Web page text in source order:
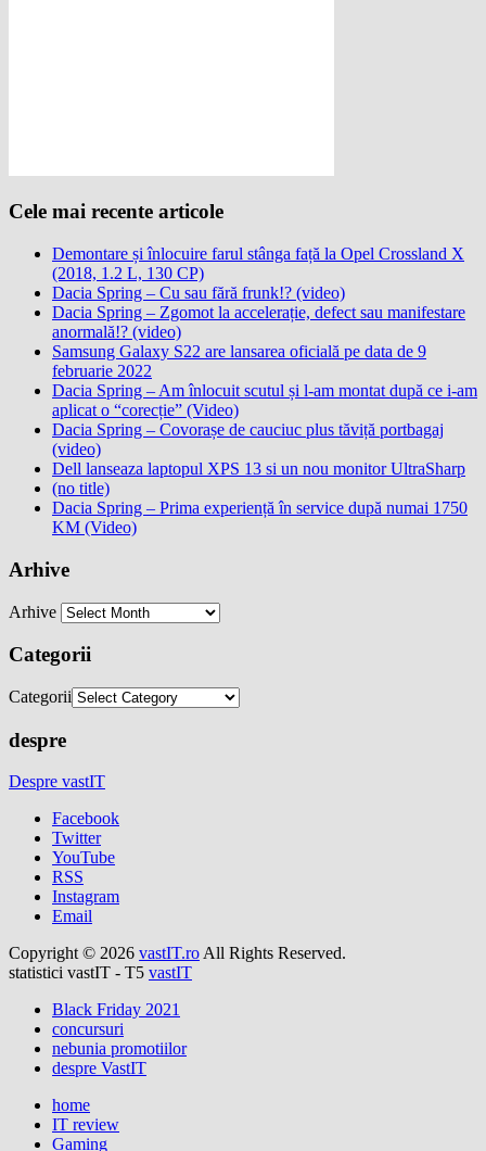
Cele mai recente articole
Demontare și înlocuire farul stânga față la Opel Crossland X
(2018, 1.2 L, 130 CP)
Dacia Spring – Cu sau fără frunk!? (video)
Dacia Spring – Zgomot la accelerație, defect sau manifestare
anormală!? (video)
Samsung Galaxy S22 are lansarea oficială pe data de 9
februarie 2022
Dacia Spring – Am înlocuit scutul și l-am montat după ce i-am
aplicat o “corecție” (Video)
Dacia Spring – Covorașe de cauciuc plus tăviță portbagaj
(video)
Dell lanseaza laptopul XPS 13 si un nou monitor UltraSharp
(no title)
Dacia Spring – Prima experiență în service după numai 1750
KM (Video)
Arhive
Arhive
Categorii
Categorii
despre
Despre vastIT
Facebook
Twitter
YouTube
RSS
Instagram
Email
Copyright © 2026 vastIT.ro All Rights Reserved.
statistici vastIT - T5 vastIT
Black Friday 2021
concursuri
nebunia promotiilor
despre VastIT
home
IT review
Gaming